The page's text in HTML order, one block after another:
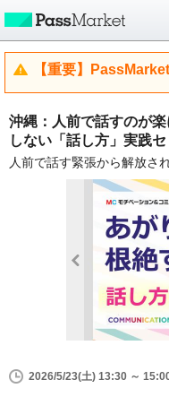
【重要】
沖縄：人前で話すのが
しない「話し方」実践
人前で話す緊張から解放さ
2026/5/23(土) 13:30 ～